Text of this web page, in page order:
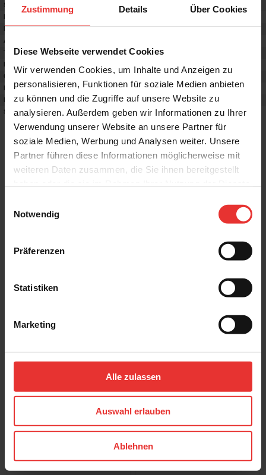
Zustimmung Details Über Cookies
Diese Webseite verwendet Cookies
Wir verwenden Cookies, um Inhalte und Anzeigen zu
personalisieren, Funktionen für soziale Medien anbieten
zu können und die Zugriffe auf unsere Website zu
analysieren. Außerdem geben wir Informationen zu Ihrer
Verwendung unserer Website an unsere Partner für
soziale Medien, Werbung und Analysen weiter. Unsere
Partner führen diese Informationen möglicherweise mit
weiteren Daten zusammen, die Sie ihnen bereitgestellt
Notwendig
Präferenzen
Statistiken
Marketing
Alle zulassen
Auswahl erlauben
Ablehnen
Stärke:
9 mm
Format
Frostsicherheit:
ja
Abriebgruppe
Trittsicherheit barfuß:
A
Farbton:
Oberfläche
Rektifiziert:
ja
Rutschhemmwert:
R9
Stilrichtung: Trendy
Ragno
Ragno
cotto - matt
Ragno
20 x 20 cm
grigio - matt